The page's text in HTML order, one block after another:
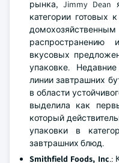
рынка, Jimmy
категории готовых
распространению
вкусовых
упаковке.
линии завтрашних
в области
выделила как
который
упаковки в
завтрашних блюд.
Smithfield Foods, Inc.: